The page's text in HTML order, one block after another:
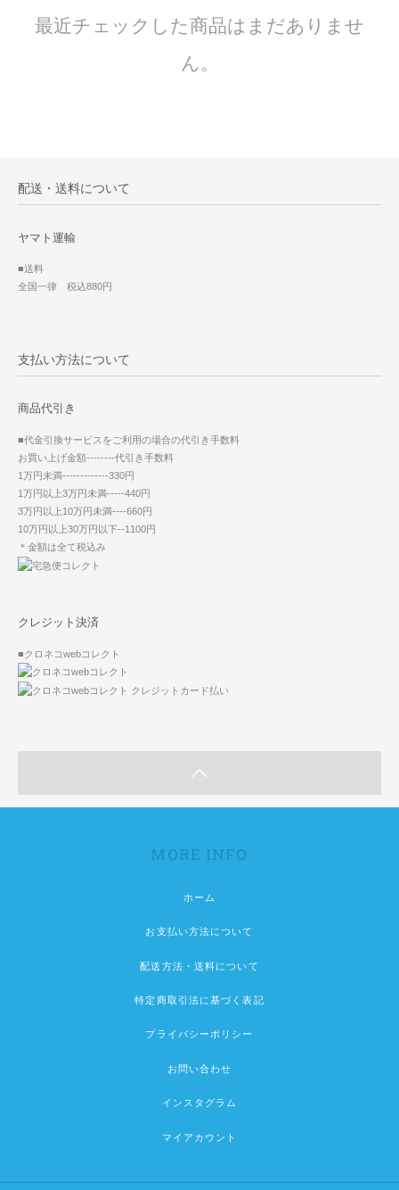
最近チェックした商品はまだありませ
ん。
配送・送料について
ヤマト運輸
■送料
全国一律 税込880円
支払い方法について
商品代引き
■代金引換サービスをご利用の場合の代引き手数料
お買い上げ金額--------代引き手数料
1万円未満-------------330円
1万円以上3万円未満-----440円
3万円以上10万円未満----660円
10万円以上30万円以下--1100円
＊金額は全て税込み
クレジット決済
■クロネコwebコレクト
MORE INFO
ホーム
お支払い方法について
配送方法・送料について
特定商取引法に基づく表記
プライバシーポリシー
お問い合わせ
インスタグラム
マイアカウント